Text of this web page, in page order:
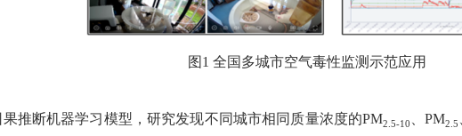
图 1 全国多城市空气毒性监测示范应用
果推断机器学习模型 ， 研究发现不同城市相同质量浓度的PM2.5-10 、PM2.5